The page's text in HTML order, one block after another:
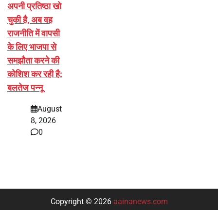
अपनी प्रतिष्ठा खो
चुकी है, अब वह
राजनीति में वापसी
के लिए भाजपा से
समझौता करने की
कोशिश कर रही है:
बलतेज पन्नू
August
8, 2026
0
Copyright © 2026 aainanews.com